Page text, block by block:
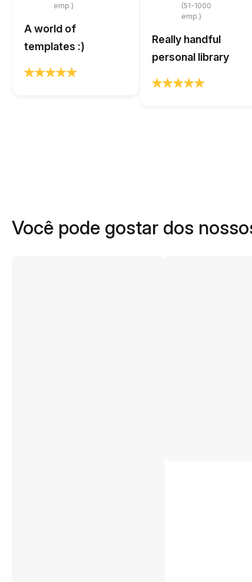
emp.)
A world of
templates :)
(51-1000
emp.)
Really handful
personal library
Você pode gostar dos